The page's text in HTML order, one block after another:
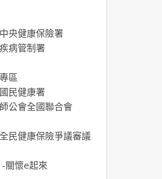
央健康保險署
病管制署
區
民健康署
公會全國聯合會
民健康保險爭議審議
關懷e起來